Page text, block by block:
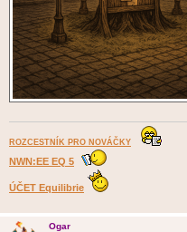
ROZCESTNÍK PRO NOVÁČKY
NWN:EE EQ 5
ÚČET Equilibrie
Ogar